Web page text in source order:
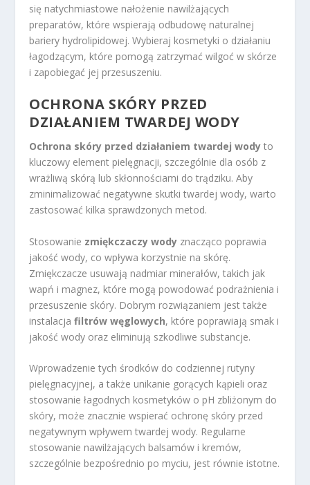
się natychmiastowe nałożenie nawilżających
preparatów, które wspierają odbudowę naturalnej
bariery hydrolipidowej. Wybieraj kosmetyki o działaniu
łagodzącym, które pomogą zatrzymać wilgoć w skórze
i zapobiegać jej przesuszeniu.
OCHRONA SKÓRY PRZED
DZIAŁANIEM TWARDEJ WODY
Ochrona skóry przed działaniem twardej wody to
kluczowy element pielęgnacji, szczególnie dla osób z
wrażliwą skórą lub skłonnościami do trądziku. Aby
zminimalizować negatywne skutki twardej wody, warto
zastosować kilka sprawdzonych metod.
Stosowanie zmiękczaczy wody znacząco poprawia
jakość wody, co wpływa korzystnie na skórę.
Zmiękczacze usuwają nadmiar minerałów, takich jak
wapń i magnez, które mogą powodować podrażnienia i
przesuszenie skóry. Dobrym rozwiązaniem jest także
instalacja filtrów węglowych, które poprawiają smak i
jakość wody oraz eliminują szkodliwe substancje.
Wprowadzenie tych środków do codziennej rutyny
pielęgnacyjnej, a także unikanie gorących kąpieli oraz
stosowanie łagodnych kosmetyków o pH zbliżonym do
skóry, może znacznie wspierać ochronę skóry przed
negatywnym wpływem twardej wody. Regularne
stosowanie nawilżających balsamów i kremów,
szczególnie bezpośrednio po myciu, jest równie istotne.